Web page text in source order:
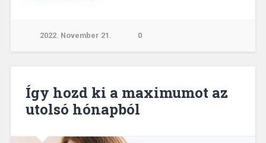
2022. November 21. 0
Így hozd ki a maximumot az
utolsó hónapból